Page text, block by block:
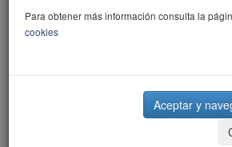
Para obtener más información consulta la
cookies
Aceptar y